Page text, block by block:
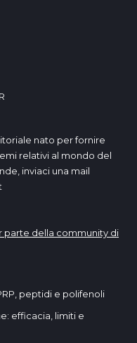
nato per fornire
relativi al mondo del
inviaci una mail
parte della community di
peptidi e polifenoli
efficacia, limiti e